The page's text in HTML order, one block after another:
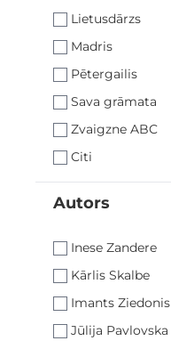
Lietusdārzs
Madris
Pētergailis
Sava grāmata
Zvaigzne ABC
Citi
Autors
Inese Zandere
Kārlis Skalbe
Imants Ziedonis
Jūlija Pavlovska